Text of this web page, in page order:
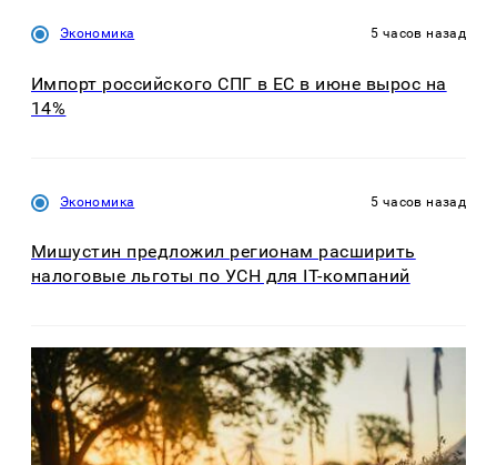
Экономика 5 часов назад
Импорт российского СПГ в ЕС в июне вырос на
14%
Экономика 5 часов назад
Мишустин предложил регионам расширить
налоговые льготы по УСН для IT-компаний